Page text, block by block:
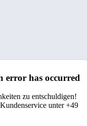
error has occurred
zu entschuldigen!
unter +49